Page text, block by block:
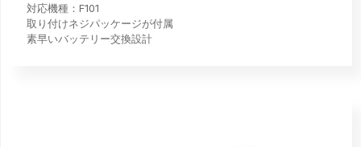
対応機種：F101
取り付けネジパッケージが付属
素早いバッテリー交換設計